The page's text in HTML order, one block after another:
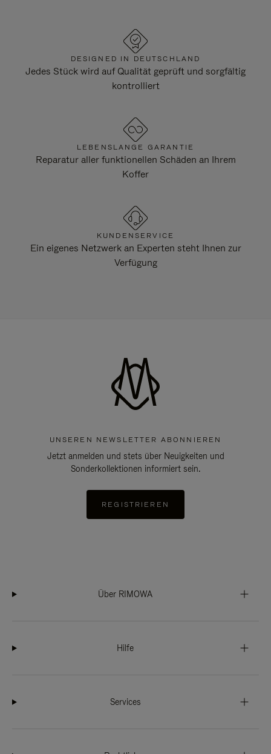
DESIGNED IN DEUTSCHLAND
Jedes Stück wird auf Qualität geprüft und sorgfältig
kontrolliert
LEBENSLANGE GARANTIE
Reparatur aller funktionellen Schäden an Ihrem
Koffer
KUNDENSERVICE
Ein eigenes Netzwerk an Experten steht Ihnen zur
Verfügung
UNSEREN NEWSLETTER ABONNIEREN
Jetzt anmelden und stets über Neuigkeiten und
Sonderkollektionen informiert sein.
REGISTRIEREN
Über RIMOWA
Hilfe
Services